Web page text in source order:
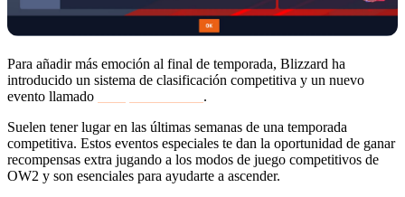
Para añadir más emoción al final de temporada, Blizzard ha
introducido un sistema de clasificación competitiva y un nuevo
evento llamado
.
Suelen tener lugar en las últimas semanas de una temporada
competitiva. Estos eventos especiales te dan la oportunidad de ganar
recompensas extra jugando a los modos de juego competitivos de
OW2 y son esenciales para ayudarte a ascender.